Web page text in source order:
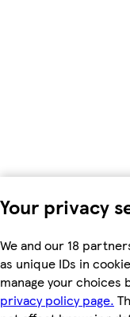
Your privacy
We and our 18
as unique IDs in
manage your
privacy policy page.